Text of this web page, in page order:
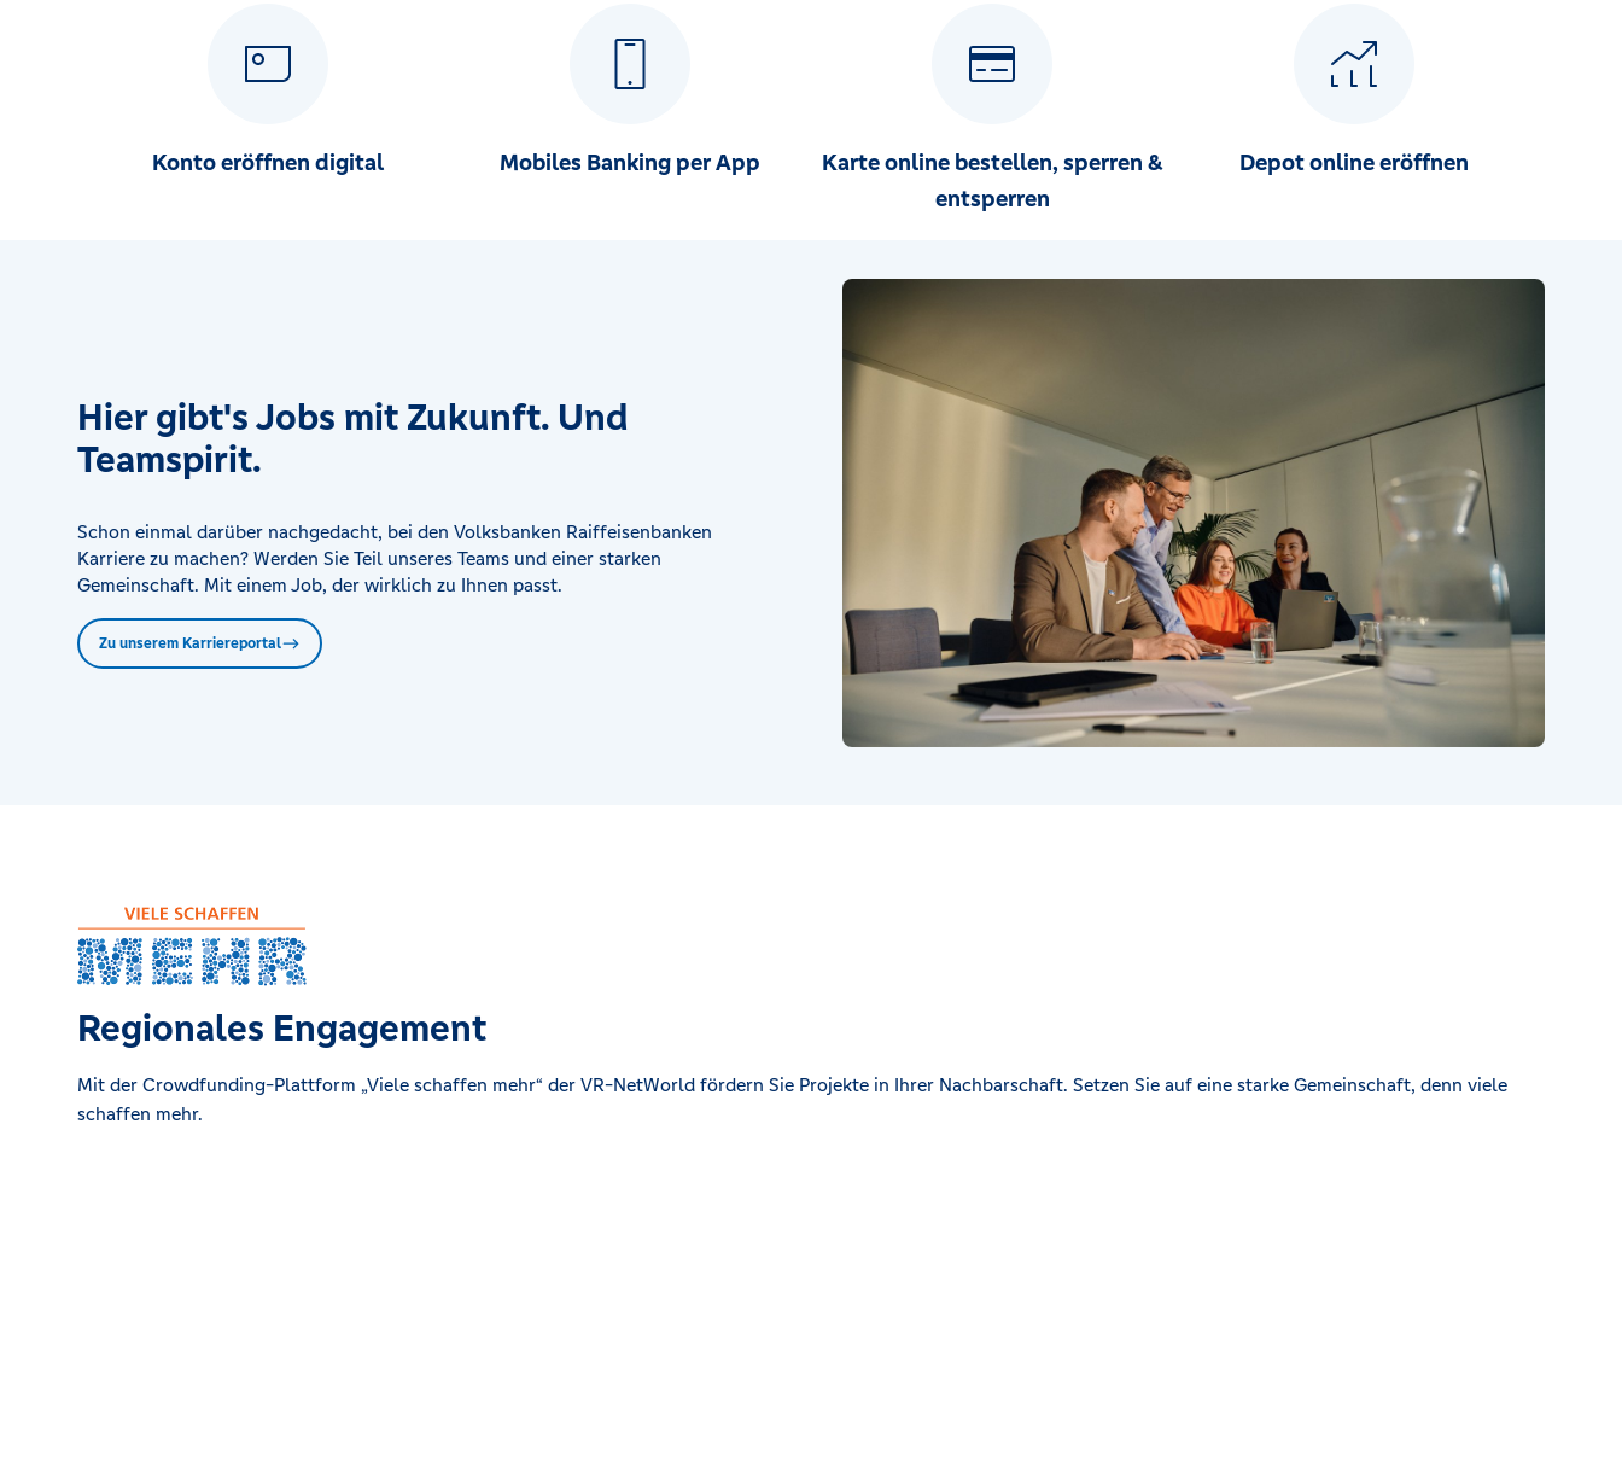
Kornstraße 2, 38350 Helmstedt
KompetenzCenter Schöningen
Markt 21, 38364 Schöningen
Stobenstraße 51, 38170 Schöppenstedt
Hildesheimer Straße 80, 38159 Vechelde
SB-Center Süpplingen
Steinweg 15, 38373 Süpplingen
Konto eröffnen digital Mobiles Banking per App
Karte online bestellen, sperren &
entsperren
Depot online eröffnen
Hier gibt's Jobs mit Zukunft. Und
Teamspirit.
Schon einmal darüber nachgedacht, bei den Volksbanken Raiffeisenbanken
Karriere zu machen? Werden Sie Teil unseres Teams und einer starken
Gemeinschaft. Mit einem Job, der wirklich zu Ihnen passt.
Zu unserem Karriereportal
Regionales Engagement
Mit der Crowdfunding-Plattform „Viele schaffen mehr“ der VR-NetWorld fördern Sie Projekte in Ihrer Nachbarschaft. Setzen Sie auf eine starke Gemeinschaft, denn viele
schaffen mehr.